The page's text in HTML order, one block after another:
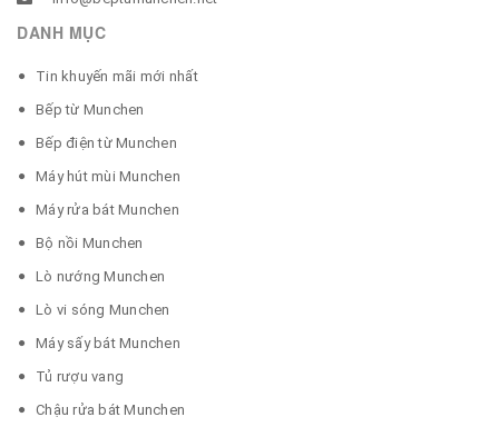
DANH MỤC
Tin khuyến mãi mới nhất
Bếp từ Munchen
Bếp điện từ Munchen
Máy hút mùi Munchen
Máy rửa bát Munchen
Bộ nồi Munchen
Lò nướng Munchen
Lò vi sóng Munchen
Máy sấy bát Munchen
Tủ rượu vang
Chậu rửa bát Munchen